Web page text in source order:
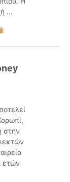
...
στην
ετών